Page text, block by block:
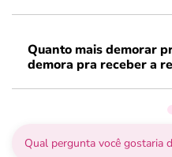
Quanto mais demorar
demora pra receber a